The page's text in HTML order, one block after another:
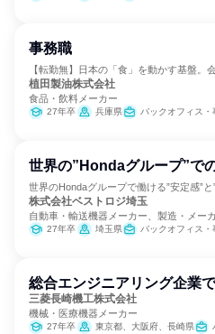
事務職
【転勤無】日本の「食」を動かす基盤。
植田製油株式会社
食品・飲料メーカー
27年卒 兵庫県 バックオフィス
世界の”Hondaグループ”で
世界のHondaグループで働ける”安定感”と
株式会社ベストロジ埼玉
自動車・輸送機器メーカー、製造・メー
27年卒 埼玉県 バックオフィス・
総合エンジニアリング企業
三菱長崎機工株式会社
機械・医療機器メーカー
27年卒 東京都、大阪府、長崎県